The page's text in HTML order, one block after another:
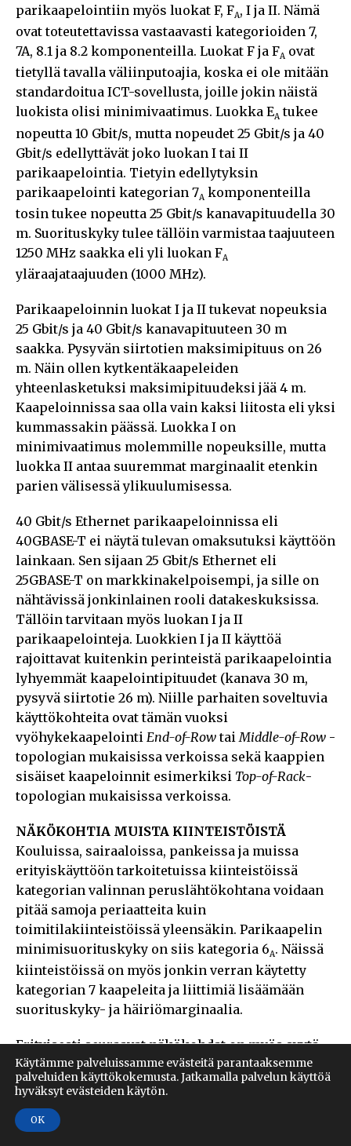
parikaapelointiin myös luokat F, FA, I ja II. Nämä
ovat toteutettavissa vastaavasti kategorioiden 7,
7A, 8.1 ja 8.2 komponenteilla. Luokat F ja FA ovat
tietyllä tavalla väliinputoajia, koska ei ole mitään
standardoitua ICT-sovellusta, joille jokin näistä
luokista olisi minimivaatimus. Luokka EA tukee
nopeutta 10 Gbit/s, mutta nopeudet 25 Gbit/s ja 40
Gbit/s edellyttävät joko luokan I tai II
parikaapelointia. Tietyin edellytyksin
parikaapelointi kategorian 7A komponenteilla
tosin tukee nopeutta 25 Gbit/s kanavapituudella 30
m. Suorituskyky tulee tällöin varmistaa taajuuteen
1250 MHz saakka eli yli luokan FA
yläraajataajuuden (1000 MHz).
Parikaapeloinnin luokat I ja II tukevat nopeuksia
25 Gbit/s ja 40 Gbit/s kanavapituuteen 30 m
saakka. Pysyvän siirtotien maksimipituus on 26
m. Näin ollen kytkentäkaapeleiden
yhteenlasketuksi maksimipituudeksi jää 4 m.
Kaapeloinnissa saa olla vain kaksi liitosta eli yksi
kummassakin päässä. Luokka I on
minimivaatimus molemmille nopeuksille, mutta
luokka II antaa suuremmat marginaalit etenkin
parien välisessä ylikuulumisessa.
40 Gbit/s Ethernet parikaapeloinnissa eli
40GBASE-T ei näytä tulevan omaksutuksi käyttöön
lainkaan. Sen sijaan 25 Gbit/s Ethernet eli
25GBASE-T on markkinakelpoisempi, ja sille on
nähtävissä jonkinlainen rooli datakeskuksissa.
Tällöin tarvitaan myös luokan I ja II
parikaapelointeja. Luokkien I ja II käyttöä
rajoittavat kuitenkin perinteistä parikaapelointia
lyhyemmät kaapelointipituudet (kanava 30 m,
pysyvä siirtotie 26 m). Niille parhaiten soveltuvia
käyttökohteita ovat tämän vuoksi
vyöhykekaapelointi End-of-RowtaiMiddle-of-Row -
topologian mukaisissa verkoissa sekä kaappien
sisäiset kaapeloinnit esimerkiksi Top-of-Rack-
topologian mukaisissa verkoissa.
NÄKÖKOHTIA MUISTA KIINTEISTÖISTÄ
Kouluissa, sairaaloissa, pankeissa ja muissa
erityiskäyttöön tarkoitetuissa kiinteistöissä
kategorian valinnan peruslähtökohtana voidaan
pitää samoja periaatteita kuin
toimitilakiinteistöissä yleensäkin. Parikaapelin
minimisuorituskyky on siis kategoria 6A. Näissä
kiinteistöissä on myös jonkin verran käytetty
kategorian 7 kaapeleita ja liittimiä lisäämään
suorituskyky- ja häiriömarginaalia.
Erityisesti seuraavat näkökohdat on myös syytä
ottaa huomioon kategorian valinnassa:
• mahdollisesti yli 10 Gbit/s nopeutta edellyttävät
sovellukset,
Käytämme palveluissamme evästeitä parantaaksemme
palveluiden käyttökokemusta. Jatkamalla palvelun käyttöä
hyväksyt evästeiden käytön.
OK